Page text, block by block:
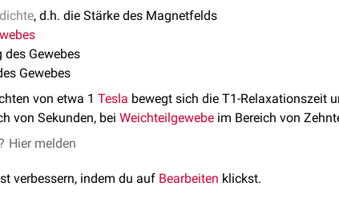
, d.h. die Stärke des Magnetfelds
Gewebes
Gewebes
von etwa 1 Tesla bewegt sich die T1-Relaxationszeit
von Sekunden, bei Weichteilgewebe im Bereich von
Hier melden
verbessern, indem du auf Bearbeiten klickst.